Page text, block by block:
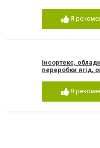
Я
Інсортекс,
переробки ягід,
Я